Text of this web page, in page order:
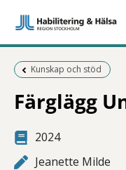
Föregående sida:
Kunskap och stöd
Färglägg
2024
Jeanette Milde